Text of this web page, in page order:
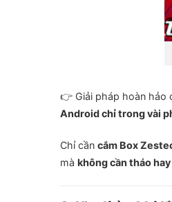
👉 Giải pháp hoàn hảo
Android chỉ trong vài
Chỉ cần cắm Box
mà không cần tháo